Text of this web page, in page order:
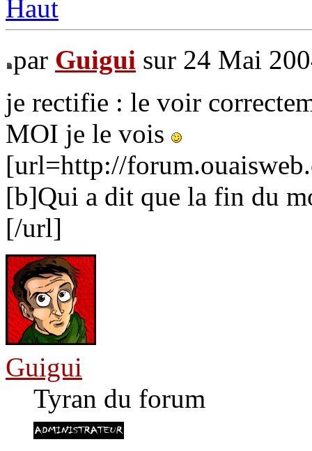
Haut
par Guigui sur 24 Mai
je rectifie : le voir
MOI je le vois
[url=http://
[b]Qui a dit que la fin du
[/url]
Guigui
Tyran du forum